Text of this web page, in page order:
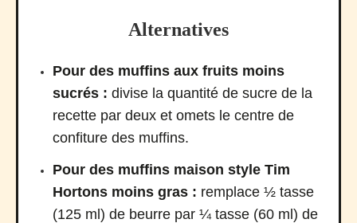
Alternatives
Pour des muffins aux fruits moins
sucrés : divise la quantité de sucre de la
recette par deux et omets le centre de
confiture des muffins.
Pour des muffins maison style Tim
Hortons moins gras : remplace ½ tasse
(125 ml) de beurre par ¼ tasse (60 ml) de